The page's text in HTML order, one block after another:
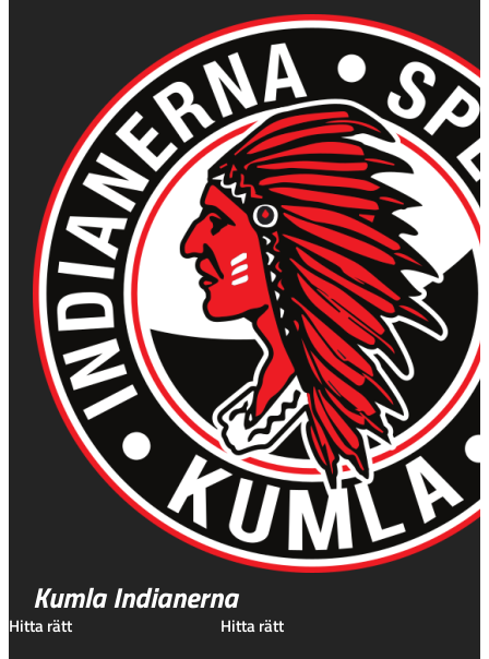
Kumla Indianerna
Hitta rätt Hitta rätt